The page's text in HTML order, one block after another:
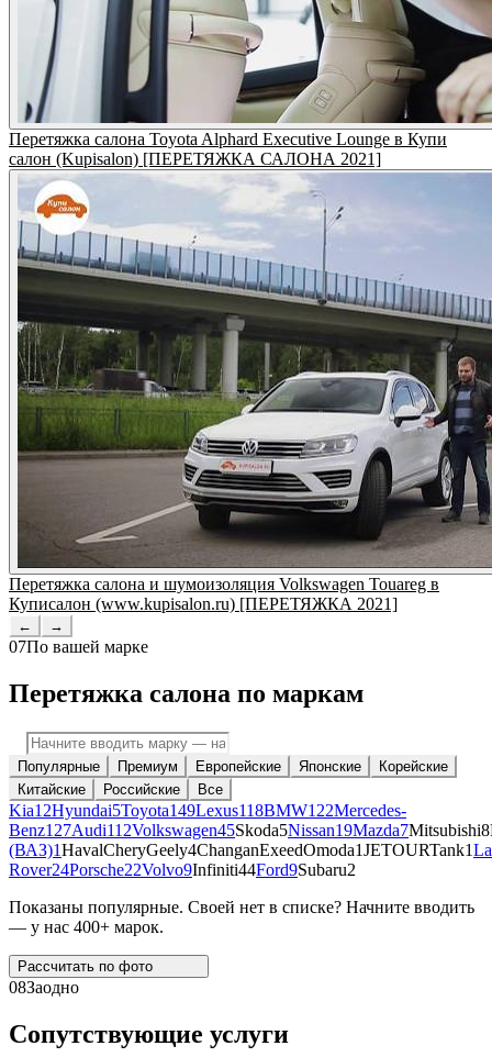
Перетяжка салона Toyota Alphard Executive Lounge в Купи
салон (Kupisalon) [ПЕРЕТЯЖКА САЛОНА 2021]
Перетяжка салона и шумоизоляция Volkswagen Touareg в
Куписалон (www.kupisalon.ru) [ПЕРЕТЯЖКА 2021]
← →
07По вашей марке
Перетяжка салона по маркам
Популярные Премиум Европейские Японские
Корейские
Китайские
Российские Все
Kia12Hyundai5Toyota149Lexus118BMW122Mercedes-
Benz127Audi112Volkswagen45Skoda5Nissan19Mazda7Mitsubishi8
(ВАЗ)1HavalCheryGeely4ChanganExeedOmoda1JETOURTank1
Rover24Porsche22Volvo9Infiniti44Ford9Subaru2
Показаны популярные. Своей нет в списке? Начните вводить
— у нас 400+ марок.
Рассчитать по фото
08Заодно
Сопутствующие услуги